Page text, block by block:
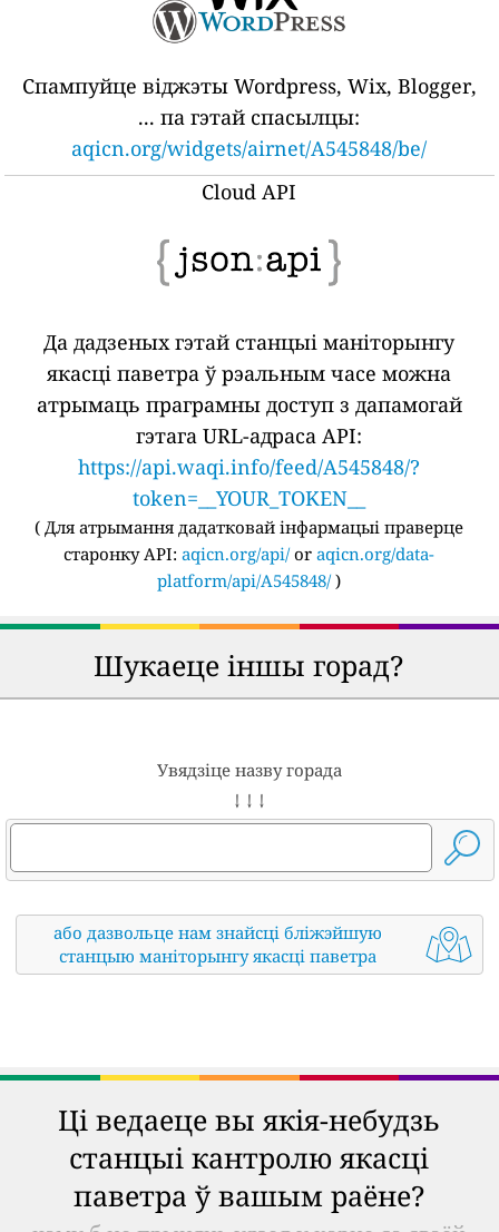
Спампуйце віджэты Wordpress, Wix, Blogger,
... па гэтай спасылцы:
aqicn.org/widgets/airnet/A545848/be/
Cloud API
Да дадзеных гэтай станцыі маніторынгу
якасці паветра ў рэальным часе можна
атрымаць праграмны доступ з дапамогай
гэтага URL-адраса API:
https://api.waqi.info/feed/A545848/?
token=__YOUR_TOKEN__
(Для атрымання дадатковай інфармацыі праверце
старонку API: aqicn.org/api/oraqicn.org/data-
platform/api/A545848/)
Шукаеце іншы горад?
Увядзіце назву горада
↓ ↓ ↓
або дазвольце нам знайсці бліжэйшую
станцыю маніторынгу якасці паветра
Ці ведаеце вы якія-небудзь
станцыі кантролю якасці
паветра ў вашым раёне?